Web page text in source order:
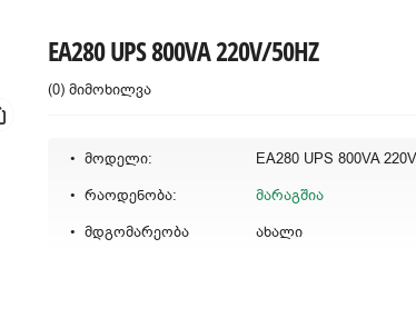
EA280 UPS 800VA 220V/50HZ
(0) მიმოხილვა
მოდელი:
EA280 UPS 800VA
რაოდენობა:
მარაგშია
მდგომარეობა
ახალი